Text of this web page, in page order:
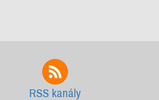
RSS kanály